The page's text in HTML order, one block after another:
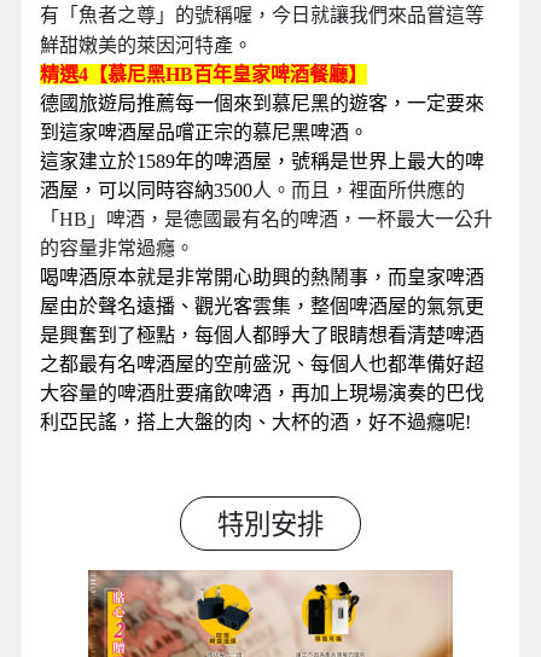
有「魚者之尊」的號稱喔，今日就讓我們來品嘗這等
鮮甜嫩美的萊因河特產。
精選4【慕尼黑HB百年皇家啤酒餐廳】
德國旅遊局推薦每一個來到慕尼黑的遊客，一定要來
到這家啤酒屋品嚐正宗的慕尼黑啤酒。
這家建立於1589年的啤酒屋，號稱是世界上最大的啤
酒屋，可以同時容納3500人。而且，裡面所供應的
「HB」啤酒，是德國最有名的啤酒，一杯最大一公升
的容量非常過癮。
喝啤酒原本就是非常開心助興的熱鬧事，而皇家啤酒
屋由於聲名遠播、觀光客雲集，整個啤酒屋的氣氛更
是興奮到了極點，每個人都睜大了眼睛想看清楚啤酒
之都最有名啤酒屋的空前盛況、每個人也都準備好超
大容量的啤酒肚要痛飲啤酒，再加上現場演奏的巴伐
利亞民謠，搭上大盤的肉、大杯的酒，好不過癮呢!
特別安排